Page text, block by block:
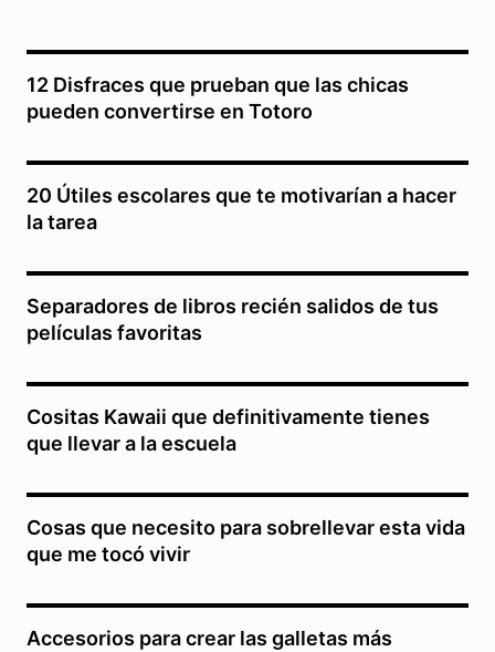
12 Disfraces que prueban que las chicas
pueden convertirse en Totoro
20 Útiles escolares que te motivarían a hacer
la tarea
Separadores de libros recién salidos de tus
películas favoritas
Cositas Kawaii que definitivamente tienes
que llevar a la escuela
Cosas que necesito para sobrellevar esta vida
que me tocó vivir
Accesorios para crear las galletas más